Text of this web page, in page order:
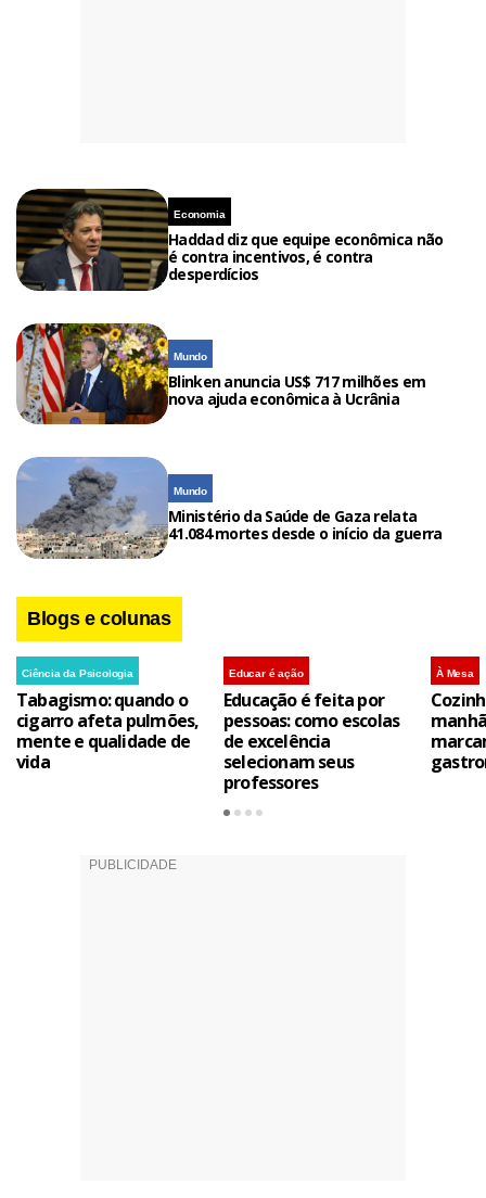
Economia
Haddad diz que equipe econômica não
é contra incentivos, é contra
desperdícios
Mundo
Blinken anuncia US$ 717 milhões em
nova ajuda econômica à Ucrânia
Mundo
Ministério da Saúde de Gaza relata
41.084 mortes desde o início da guerra
Blogs e colunas
Ciência da Psicologia
Tabagismo: quando o
cigarro afeta pulmões,
mente e qualidade de
vida
Educar é ação
Educação é feita por
pessoas: como escolas
de excelência
selecionam seus
professores
À Mesa